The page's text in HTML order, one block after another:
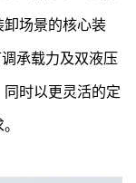
卸场景的核心装
承载力及双液压
时以更灵活的定